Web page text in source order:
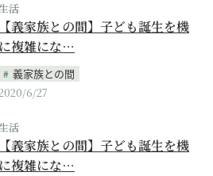
活
【義家族との間】子ども誕生を機
に複雑にな…
義家族との間
6/27
活
【義家族との間】子ども誕生を機
に複雑にな…